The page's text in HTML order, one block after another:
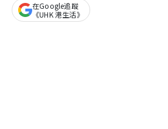
在Google追蹤
《UHK 港生活》